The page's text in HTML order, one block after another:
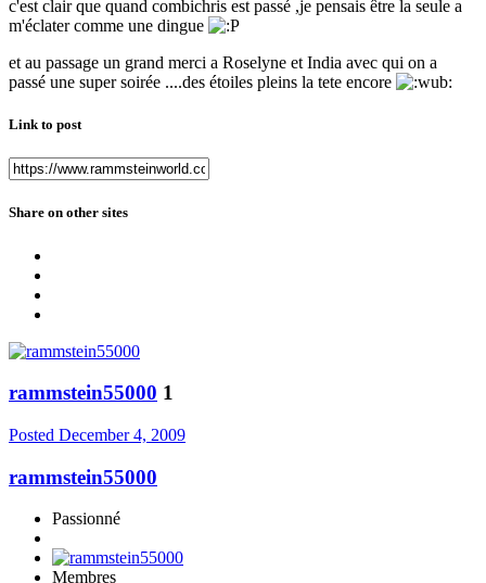
c'est clair que quand combichris est passé ,je pensais être la seule a
m'éclater comme une dingue
et au passage un grand merci a Roselyne et India avec qui on a
passé une super soirée ....des étoiles pleins la tete encore
Link to post
Share on other sites
rammstein55000 1
Posted December 4, 2009
rammstein55000
Passionné
Membres